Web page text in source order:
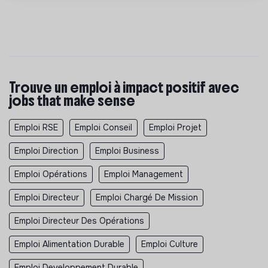
Trouve un emploi à impact positif avec
jobs that make sense
Emploi RSE Emploi Conseil Emploi Projet
Emploi Direction Emploi Business
Emploi Opérations Emploi Management
Emploi Directeur Emploi Chargé De Mission
Emploi Directeur Des Opérations
Emploi Alimentation Durable Emploi Culture